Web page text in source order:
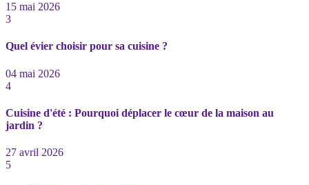
15 mai 2026
3
Quel évier choisir pour sa cuisine ?
04 mai 2026
4
Cuisine d'été : Pourquoi déplacer le cœur de la maison au
jardin ?
27 avril 2026
5